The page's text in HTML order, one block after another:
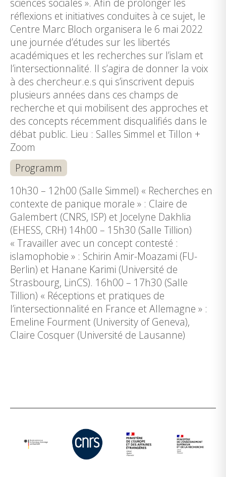
sciences sociales ». Afin de prolonger les
réflexions et initiatives conduites à ce sujet, le
Centre Marc Bloch organisera le 6 mai 2022
une journée d’études sur les libertés
académiques et les recherches sur l’islam et
l’intersectionnalité. Il s’agira de donner la voix
à des chercheur.e.s qui s’inscrivent depuis
plusieurs années dans ces champs de
recherche et qui mobilisent des approches et
des concepts récemment disqualifiés dans le
débat public. Lieu : Salles Simmel et Tillon +
Zoom
Programm
10h30 – 12h00 (Salle Simmel) « Recherches en
contexte de panique morale » : Claire de
Galembert (CNRS, ISP) et Jocelyne Dakhlia
(EHESS, CRH) 14h00 – 15h30 (Salle Tillion)
« Travailler avec un concept contesté :
islamophobie » : Schirin Amir-Moazami (FU-
Berlin) et Hanane Karimi (Université de
Strasbourg, LinCS). 16h00 – 17h30 (Salle
Tillion) « Réceptions et pratiques de
l’intersectionnalité en France et Allemagne » :
Emeline Fourment (University of Geneva),
Claire Cosquer (Université de Lausanne)